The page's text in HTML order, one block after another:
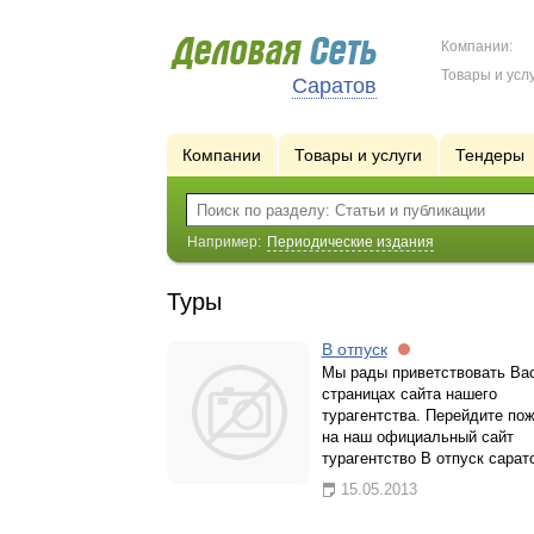
Саратов
Компании:
Товары и
Компании Товары и услуги Тендеры
Например: Периодические издания
Туры
В отпуск
Мы рады приветствовать
страницах сайта нашего
турагентства. Перейдите
на наш официальный сайт
турагентство В отпуск
15.05.2013